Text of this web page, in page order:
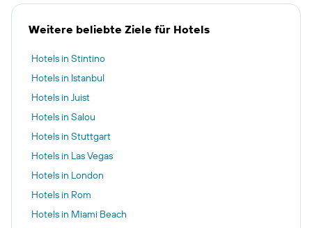
Weitere beliebte Ziele für Hotels
Hotels in Stintino
Hotels in Istanbul
Hotels in Juist
Hotels in Salou
Hotels in Stuttgart
Hotels in Las Vegas
Hotels in London
Hotels in Rom
Hotels in Miami Beach